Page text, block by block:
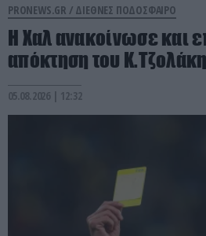
PRONEWS.GR / ΔΙΕΘΝΕΣ ΠΟΔΟΣΦΑΙΡΟ
Η Χαλ ανακοίνωσε και
απόκτηση του Κ.Τζολάκη
05.08.2026 | 12:32